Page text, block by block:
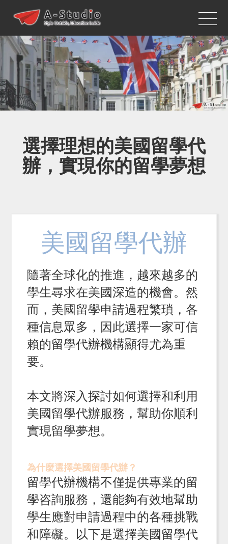
選擇理想的美國留學代
辦，實現你的留學夢想
美國留學代辦
隨著全球化的推進，越來越多的
學生尋求在美國深造的機會。然
而，美國留學申請過程繁瑣，各
種信息眾多，因此選擇一家可信
賴的留學代辦機構顯得尤為重
要。
本文將深入探討如何選擇和利用
美國留學代辦服務，幫助你順利
實現留學夢想。
為什麼選擇美國留學代辦？
留學代辦機構不僅提供專業的留
學咨詢服務，還能夠有效地幫助
學生應對申請過程中的各種挑戰
和障礙。以下是選擇美國留學代